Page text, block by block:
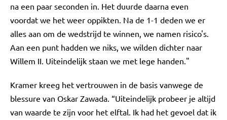
na een paar seconden in. Het duurde daarna even
voordat we het weer oppikten. Na de 1-1 deden we er
alles aan om de wedstrijd te winnen, we namen risico's.
Aan een punt hadden we niks, we wilden dichter naar
Willem II. Uiteindelijk staan we met lege handen."
Kramer kreeg het vertrouwen in de basis vanwege de
blessure van Oskar Zawada. “Uiteindelijk probeer je altijd
van waarde te zijn voor het elftal. Ik had het gevoel dat ik